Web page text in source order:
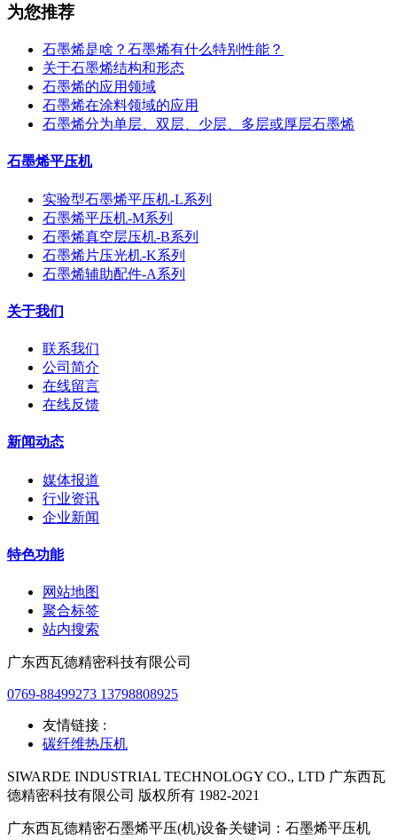
为您推荐
石墨烯是啥？石墨烯有什么特别性能？
关于石墨烯结构和形态
石墨烯的应用领域
石墨烯在涂料领域的应用
石墨烯分为单层、双层、少层、多层或厚层石墨烯
石墨烯平压机
实验型石墨烯平压机-L系列
石墨烯平压机-M系列
石墨烯真空层压机-B系列
石墨烯片压光机-K系列
石墨烯辅助配件-A系列
关于我们
联系我们
公司简介
在线留言
在线反馈
新闻动态
媒体报道
行业资讯
企业新闻
特色功能
网站地图
聚合标签
站内搜索
广东西瓦德精密科技有限公司
0769-88499273 13798808925
友情链接 :
碳纤维热压机
SIWARDE INDUSTRIAL TECHNOLOGY CO., LTD 广东西瓦
德精密科技有限公司 版权所有 1982-2021
广东西瓦德精密石墨烯平压(机)设备关键词：石墨烯平压机